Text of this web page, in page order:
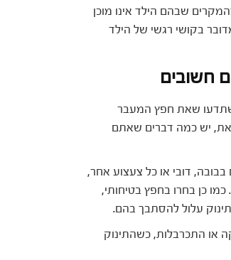
שבהם הילד אינו מוכן
בקושי רגשי של הילד
חשובים
שתדעו שאת חפץ המעבר
יש כמה דברים שאתם
דובי או כל צעצוע אחר,
כמו כן בחרו בחפץ בטיחותי,
עלול להסתבך בהם.
או התכרבלות, כשהתינוק